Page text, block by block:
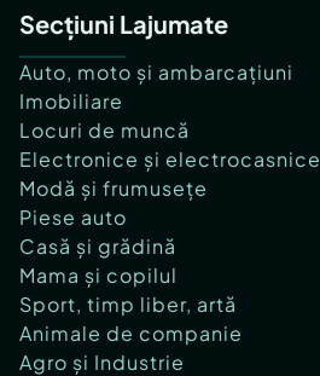
Secțiuni Lajumate
Auto, moto și ambarcațiuni
Imobiliare
Locuri de muncă
Electronice și electrocasnice
Modă și frumusețe
Piese auto
Casă și grădină
Mama și copilul
Sport, timp liber, artă
Animale de companie
Agro și Industrie